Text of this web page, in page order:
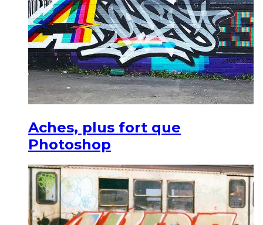
Aches, plus fort que
Photoshop